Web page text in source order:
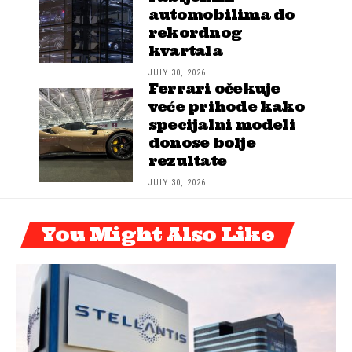
automobilima do
rekordnog
kvartala
JULY 30, 2026
Ferrari očekuje
veće prihode kako
specijalni modeli
donose bolje
rezultate
JULY 30, 2026
You Might Also Like